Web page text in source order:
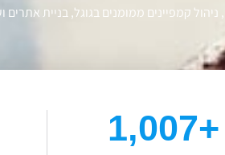
ניהול קמפיינים ממומנים בגוגל, בניית אתרים
+
1,007